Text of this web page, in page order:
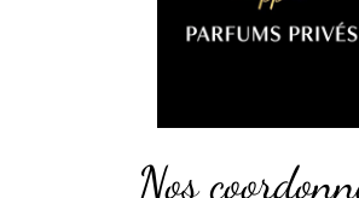
Nos